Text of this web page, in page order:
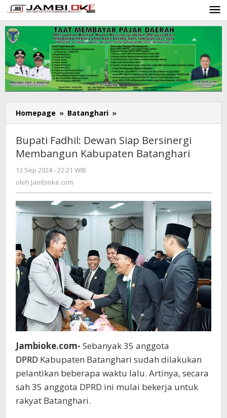
Lewati
ke
konten
Homepage » Batanghari »
Fadhil:
Siap
Bersinergi
Bupati Fadhil: Dewan Siap Bersinergi
Membangun Kabupaten Batanghari
13 Sep 2024 - 22:21 WIB
oleh Jambioke.com
Jambioke.com- Sebanyak 35 anggota
DPRD Kabupaten Batanghari sudah dilakukan
pelantikan beberapa waktu lalu. Artinya, secara
sah 35 anggota DPRD ini mulai bekerja untuk
rakyat Batanghari.